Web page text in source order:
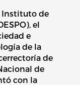
Instituto de
el
e
de la
de
de
con la